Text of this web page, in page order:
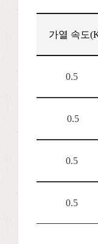
가열 속도
0.5
0.5
0.5
0.5